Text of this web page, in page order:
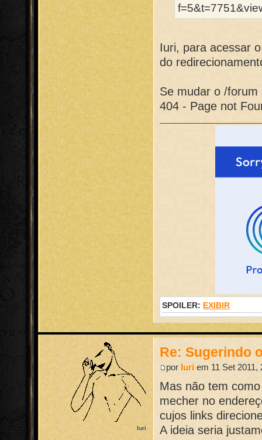
Iuri, para acessar
do
Se mudar o /
404 - Page not
SPOILER: EXIBIR
Re: Sugerindo
por Iuri em 11 Set 2011,
Mas não tem
mecher no
cujos links
A ideia seria
Iuri